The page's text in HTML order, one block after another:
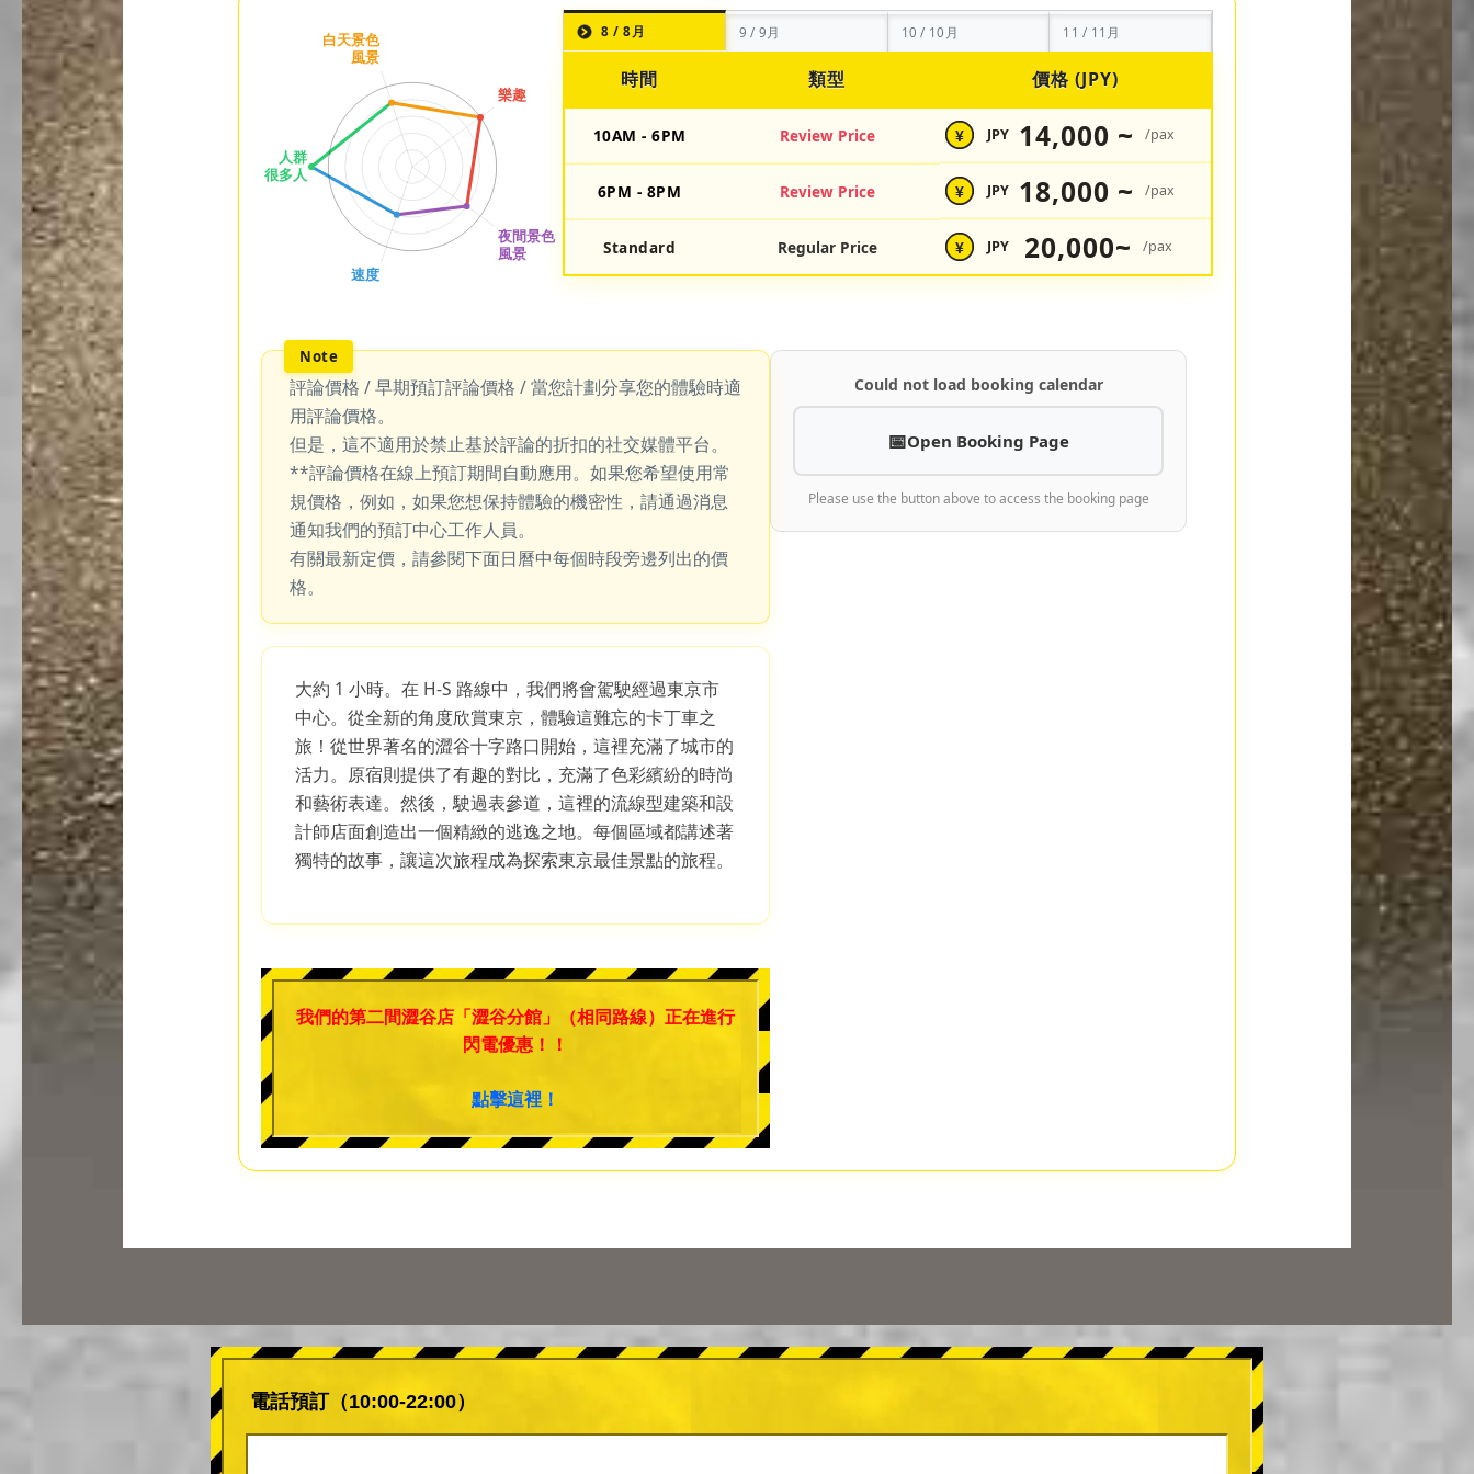
8 / 8月 9 / 9月 10 / 10月 11 / 11月
時間 類型 價格 (JPY)
10AM - 6PM Review Price ¥ JPY 14,000 ~ /pax
6PM - 8PM Review Price ¥ JPY 18,000 ~ /pax
Standard Regular Price ¥ JPY 20,000~ /pax
評論價格 / 早期預訂評論價格 / 當您計劃分享您的體驗時適
用評論價格。
但是，這不適用於禁止基於評論的折扣的社交媒體平台。
**評論價格在線上預訂期間自動應用。如果您希望使用常
規價格，例如，如果您想保持體驗的機密性，請通過消息
通知我們的預訂中心工作人員。
有關最新定價，請參閱下面日曆中每個時段旁邊列出的價
格。
大約 1 小時。在 H-S 路線中，我們將會駕駛經過東京市
中心。從全新的角度欣賞東京，體驗這難忘的卡丁車之
旅！從世界著名的澀谷十字路口開始，這裡充滿了城市的
活力。原宿則提供了有趣的對比，充滿了色彩繽紛的時尚
和藝術表達。然後，駛過表參道，這裡的流線型建築和設
計師店面創造出一個精緻的逃逸之地。每個區域都講述著
獨特的故事，讓這次旅程成為探索東京最佳景點的旅程。
我們的第二間澀谷店「澀谷分館」（相同路線）正在進行
閃電優惠！！
點擊這裡！
Could not load booking calendar
Open Booking Page
Please use the button above to access the booking page
電話預訂（10:00-22:00）